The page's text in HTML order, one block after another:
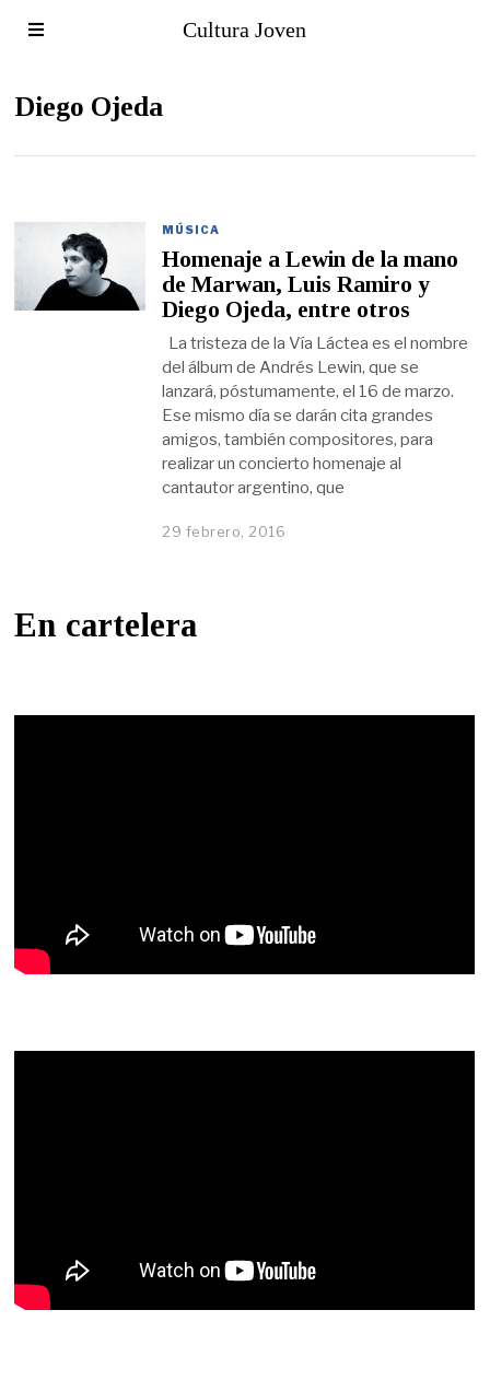
Cultura Joven
Diego Ojeda
MÚSICA
Homenaje a Lewin de la mano
de Marwan, Luis Ramiro y
Diego Ojeda, entre otros
La tristeza de la Vía Láctea es el nombre
del álbum de Andrés Lewin, que se
lanzará, póstumamente, el 16 de marzo.
Ese mismo día se darán cita grandes
amigos, también compositores, para
realizar un concierto homenaje al
cantautor argentino, que
29 febrero, 2016
En cartelera